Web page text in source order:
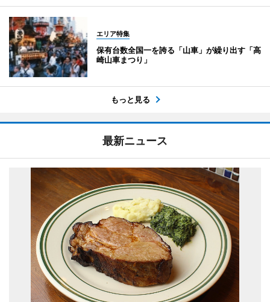
エリア特集
保有台数全国一を誇る「山車」が繰り出す「高
崎山車まつり」
もっと見る
最新ニュース